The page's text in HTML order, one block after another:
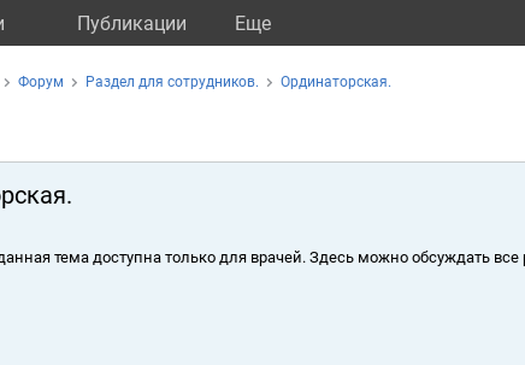
Публикации Eще
Форум Раздел для сотрудников. Ординаторская.
тема доступна только для врачей. Здесь можно обсуждать